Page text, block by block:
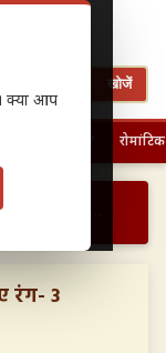
क्या आप
खोजें
रोमांटिक
में नए रंग- 3…
रंग- 3